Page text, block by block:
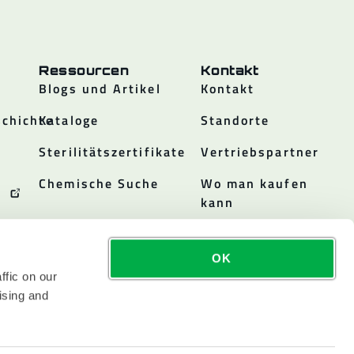
on our
and
OK
Ressourcen
Blogs und Artikel
Kataloge
Sterilitätszertifikate
Chemische Suche
Kontakt
Kontakt
Standorte
Vertriebspartner
Wo man kaufen
kann